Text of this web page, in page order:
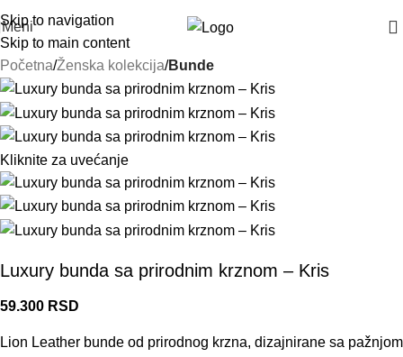
Skip to navigation
Skip to main content
Meni
Početna Ženska kolekcija Bunde
Kliknite za uvećanje
Luxury bunda sa prirodnim krznom – Kris
59.300 RSD
Lion Leather bunde od prirodnog krzna, dizajnirane sa pažnjom